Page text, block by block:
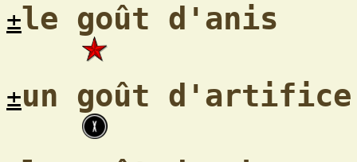
±le goût d'anis
±un goût d'artifice